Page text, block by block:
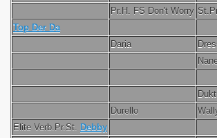
Pr.H. FS Don't Worry
Top Der Da
Daria
Durello
Elite Verb.Pr.St. Debby